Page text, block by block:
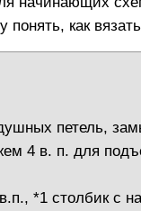
как
петель,
4 в. п. для
*1 столбик с